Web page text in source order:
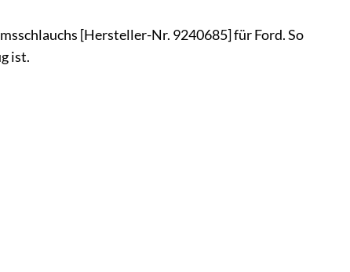
[Hersteller-Nr. 9240685] für Ford. So
ist.